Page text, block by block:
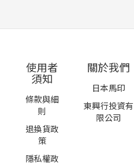
使用者
須知
條款與細
則
退換貨政
策
隱私權政
關於我們
日本馬印
東興行投資有
限公司